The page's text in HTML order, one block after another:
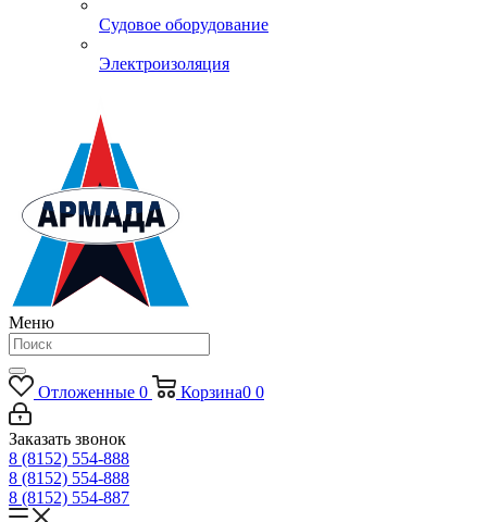
Судовое оборудование
Электроизоляция
Меню
Отложенные 0 Корзина0 0
Заказать звонок
8 (8152) 554-888
8 (8152) 554-888
8 (8152) 554-887